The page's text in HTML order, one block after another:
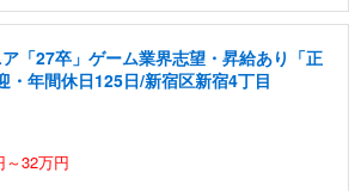
「27卒」ゲーム業界志望・昇給あり「正
・年間休日125日/新宿区新宿4丁目
～32万円